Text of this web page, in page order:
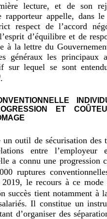
lecture, et de son
rapporteur appelle, dans
respect de l’accord
d’équilibre et de
à la lettre du
généraux les principaux
sur lequel se sont
.
ET
outil de sécurisation des
entre
a connu une progression
ruptures
le recours à ce mode
succès tient notamment à
Il constitue un
d’organiser des